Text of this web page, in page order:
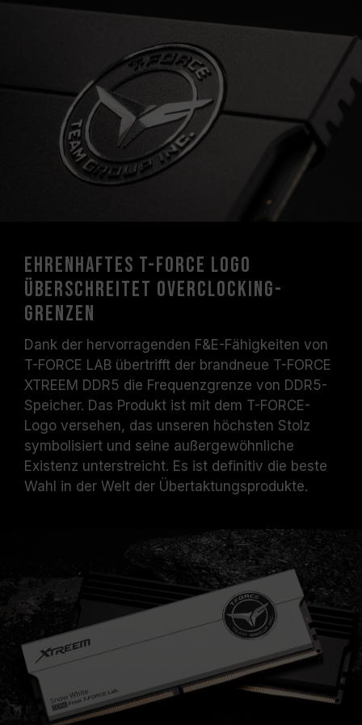
Motherboard-Herstellers.
Ehrenhaftes T-FORCE Logo
überschreitet Overclocking-
Grenzen
Dank der hervorragenden F&E-Fähigkeiten von
T-FORCE LAB übertrifft der brandneue T-FORCE
XTREEM DDR5 die Frequenzgrenze von DDR5-
Speicher. Das Produkt ist mit dem T-FORCE-
Logo versehen, das unseren höchsten Stolz
symbolisiert und seine außergewöhnliche
Existenz unterstreicht. Es ist definitiv die beste
Wahl in der Welt der Übertaktungsprodukte.